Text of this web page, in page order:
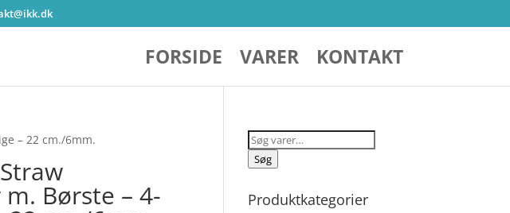
FORSIDE VARER KONTAKT
– 22 cm./6mm.
Børste – 4-
Søg
efter:
Søg
Produktkategorier